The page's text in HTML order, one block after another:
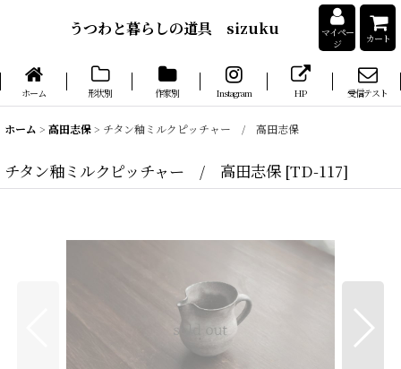
うつわと暮らしの道具 sizuku
マイペー
ジ
カート
ホーム 形状別 作家別 Instagram HP 受信テスト
ホーム > 高田志保> チタン釉ミルクピッチャー / 高田志保
チタン釉ミルクピッチャー / 高田志保 [TD-117]